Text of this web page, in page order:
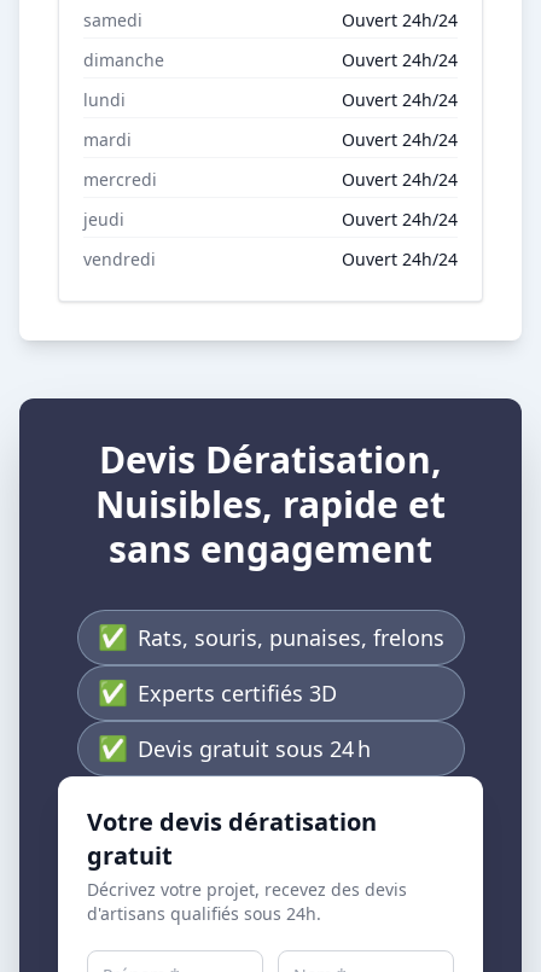
samedi
Ouvert 24h/24
dimanche
Ouvert 24h/24
lundi
Ouvert 24h/24
mardi
Ouvert 24h/24
mercredi
Ouvert 24h/24
jeudi
Ouvert 24h/24
vendredi
Ouvert 24h/24
Devis Dératisation,
Nuisibles, rapide et
sans engagement
✅ Rats, souris, punaises, frelons
✅ Experts certifiés 3D
✅ Devis gratuit sous 24 h
Votre devis dératisation
gratuit
Décrivez votre projet, recevez des devis
d'artisans qualifiés sous 24h.